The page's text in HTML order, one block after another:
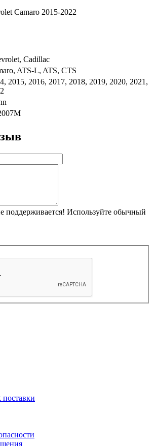
Camaro 2015-2022
Cadillac
ATS-L, ATS, CTS
2015, 2016, 2017, 2018, 2019, 2020, 2021,
поддерживается! Используйте обычный
поставки